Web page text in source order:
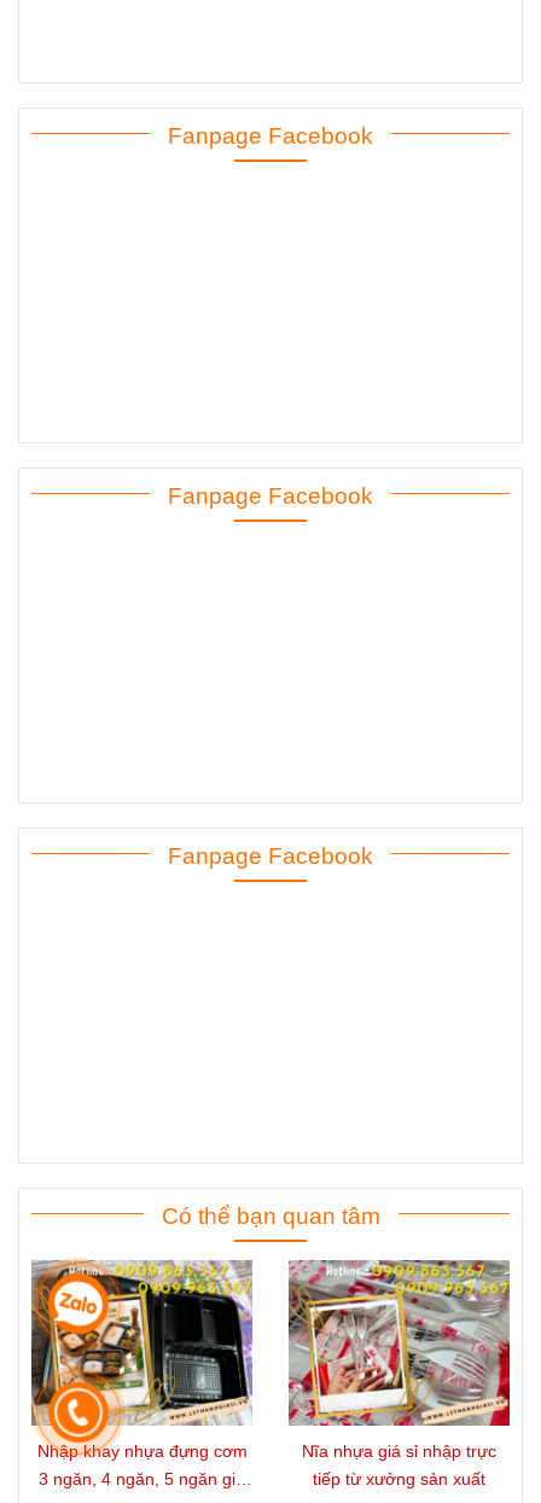
Fanpage Facebook
Fanpage Facebook
Fanpage Facebook
Có thể bạn quan tâm
Nhập khay nhựa đựng cơm
3 ngăn, 4 ngăn, 5 ngăn giá
Nĩa nhựa giá sỉ nhập trực
tiếp từ xưởng sản xuất